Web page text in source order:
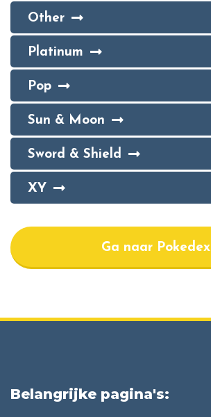
Other
Platinum
Pop
Sun & Moon
Sword & Shield
XY
Ga naar Pokedex
Belangrijke pagina's: